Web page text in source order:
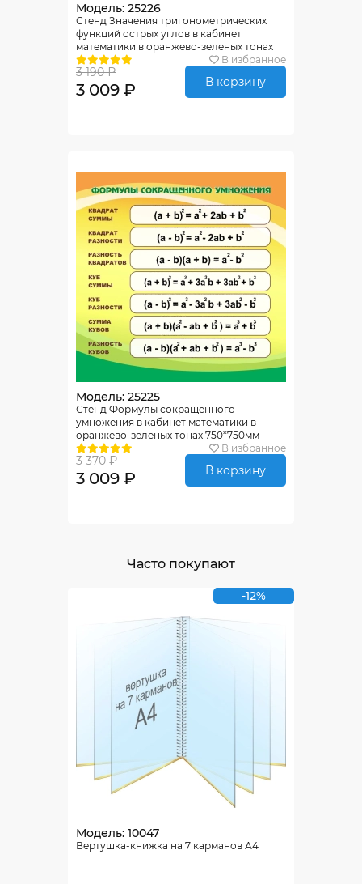
Модель: 25226
Стенд Значения тригонометрических
функций острых углов в кабинет
математики в оранжево-зеленых тонах
750*750мм
В избранное
3 190 ₽
3 009 ₽ В корзину
Модель: 25225
Стенд Формулы сокращенного
умножения в кабинет математики в
оранжево-зеленых тонах 750*750мм
В избранное
3 370 ₽
3 009 ₽ В корзину
Часто покупают
-12%
Модель: 10047
Вертушка-книжка на 7 карманов А4